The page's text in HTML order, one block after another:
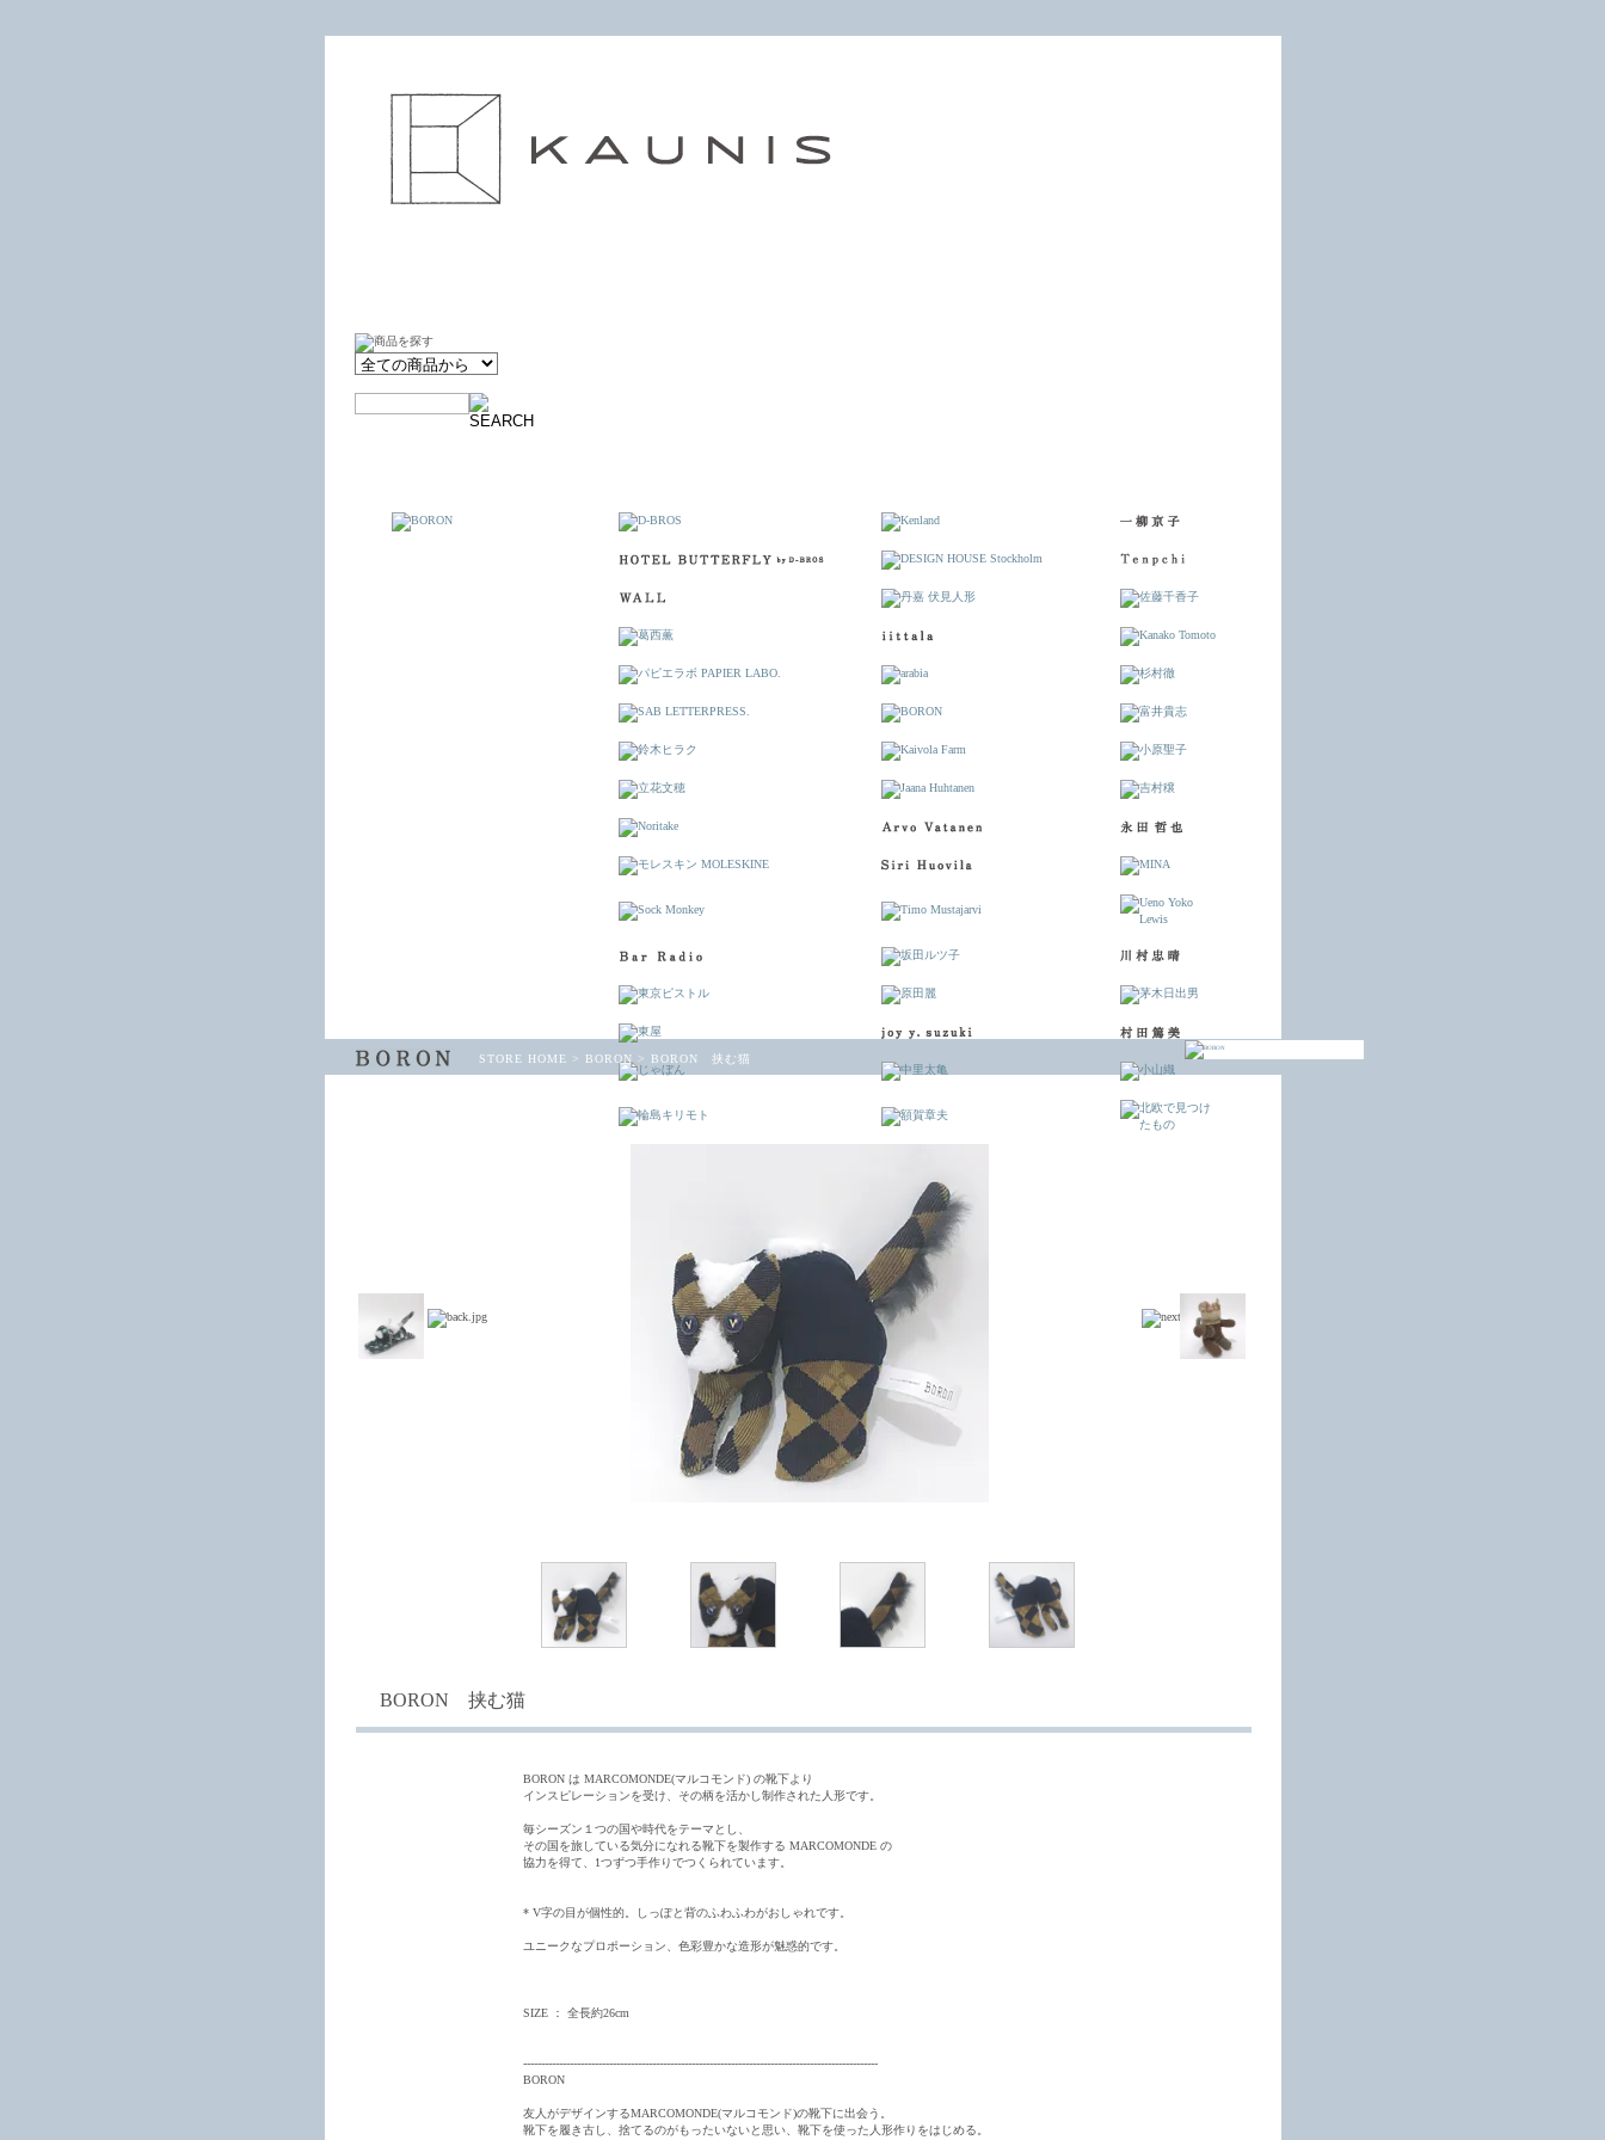
STORE HOME > BORON > BORON 挟む猫
BORON 挟む猫
BORON は MARCOMONDE(マルコモンド) の靴下より
インスピレーションを受け、その柄を活かし制作された人形です。
毎シーズン１つの国や時代をテーマとし、
その国を旅している気分になれる靴下を製作する MARCOMONDE の
協力を得て、1つずつ手作りでつくられています。
* V字の目が個性的。しっぽと背のふわふわがおしゃれです。
ユニークなプロポーション、色彩豊かな造形が魅惑的です。
SIZE ： 全長約26cm
---------------------------------------------------------------------------------------------------
BORON
友人がデザインするMARCOMONDE(マルコモンド)の靴下に出会う。
靴下を履き古し、捨てるのがもったいないと思い、靴下を使った人形作りをはじめる。